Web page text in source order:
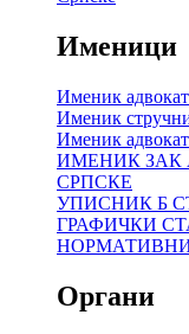
Именици
Именик
Именик
Именик
ИМЕНИК ЗАК
СРПСКЕ
УПИСНИК Б
ГРАФИЧКИ
Органи